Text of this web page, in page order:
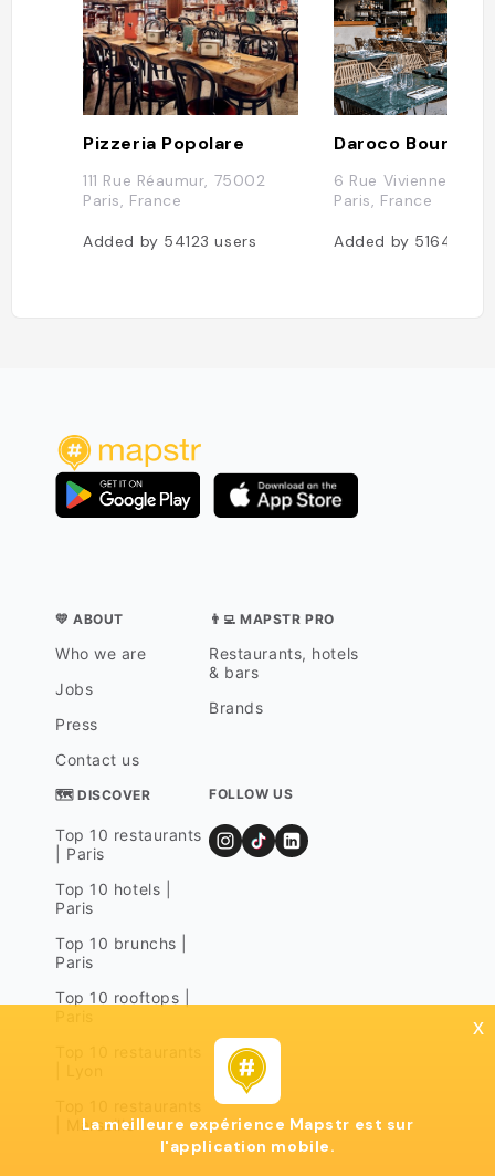
Pizzeria Popolare
111 Rue Réaumur, 75002
Paris, France
Added by 54123users
Daroco Bourse
6 Rue Vivienne,
Paris, France
Added by 51648
💛 ABOUT
Who we are
Jobs
Press
Contact us
👨‍💻 MAPSTR PRO
Restaurants, hotels
& bars
Brands
🗺 DISCOVER
Top 10 restaurants
| Paris
Top 10 hotels |
Paris
Top 10 brunchs |
Paris
Top 10 rooftops |
| Marseille
FOLLOW US
x
La meilleure expérience Mapstr est sur
l'application mobile.